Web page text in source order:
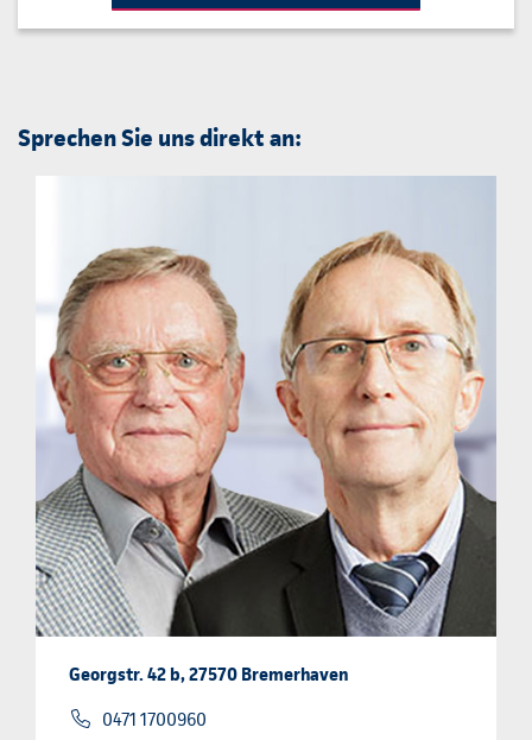
Sprechen Sie uns direkt an:
Georgstr. 42 b, 27570 Bremerhaven
0471 1700960